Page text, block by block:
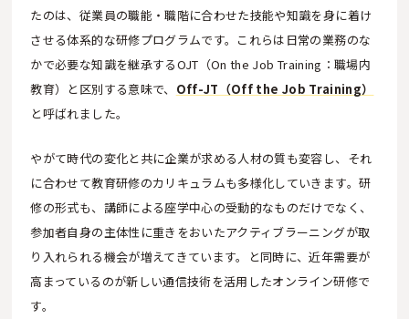
たのは、従業員の職能・職階に合わせた技能や知識を身に着け
させる体系的な研修プログラムです。これらは日常の業務のな
かで必要な知識を継承するOJT（On the Job Training：職場内
教育）と区別する意味で、 Off-JT（Off the Job Training）
と呼ばれました。
やがて時代の変化と共に企業が求める人材の質も変容し、それ
に合わせて教育研修のカリキュラムも多様化していきます。研
修の形式も、講師による座学中心の受動的なものだけでなく、
参加者自身の主体性に重きをおいたアクティブラーニングが取
り入れられる機会が増えてきています。と同時に、近年需要が
高まっているのが新しい通信技術を活用したオンライン研修で
す。